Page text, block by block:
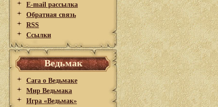
E-mail рассылка
Обратная связь
RSS
Ссылки
Ведьмак
Сага о Ведьмаке
Мир Ведьмака
Игра «Ведьмак»